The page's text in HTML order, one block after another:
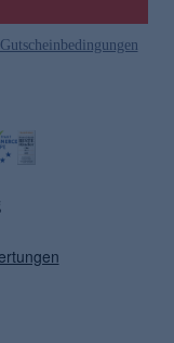
Gutscheinbedingungen